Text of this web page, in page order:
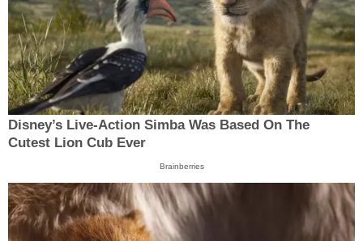
Disney’s Live-Action Simba Was Based On The
Cutest Lion Cub Ever
Brainberries